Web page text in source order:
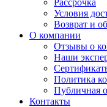
Рассрочка
Условия
Возврат и
О компании
Отзывы о
Наши
Политика
Публичная
Контакты